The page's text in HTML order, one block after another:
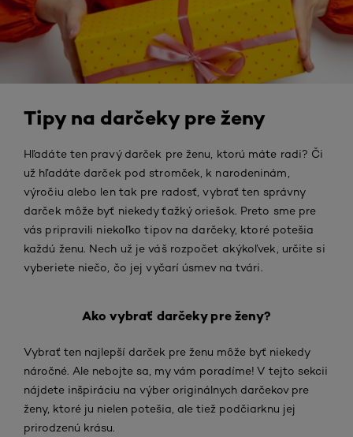
Tipy na darčeky pre ženy
Hľadáte ten pravý darček pre ženu, ktorú máte radi? Či
už hľadáte darček pod stromček, k narodeninám,
výročiu alebo len tak pre radosť, vybrať ten správny
darček môže byť niekedy ťažký oriešok. Preto sme pre
vás pripravili niekoľko tipov na darčeky, ktoré potešia
každú ženu. Nech už je váš rozpočet akýkoľvek, určite si
vyberiete niečo, čo jej vyčarí úsmev na tvári.
Ako vybrať darčeky pre ženy?
Vybrať ten najlepší darček pre ženu môže byť niekedy
náročné. Ale nebojte sa, my vám poradíme! V tejto sekcii
nájdete inšpiráciu na výber originálnych darčekov pre
ženy, ktoré ju nielen potešia, ale tiež podčiarknu jej
prirodzenú krásu.